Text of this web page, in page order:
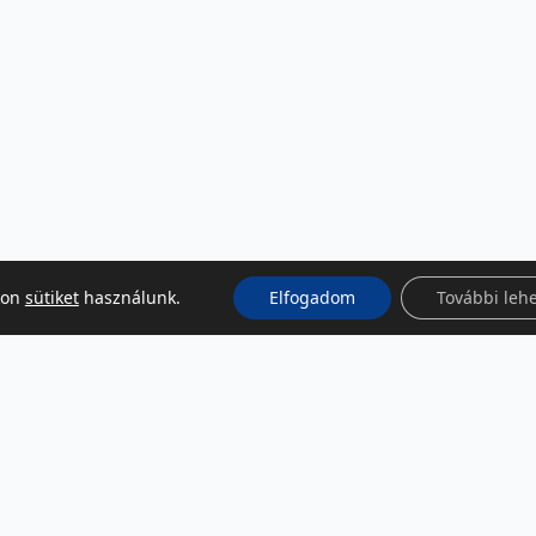
sütikethasználunk. Elfogadom További